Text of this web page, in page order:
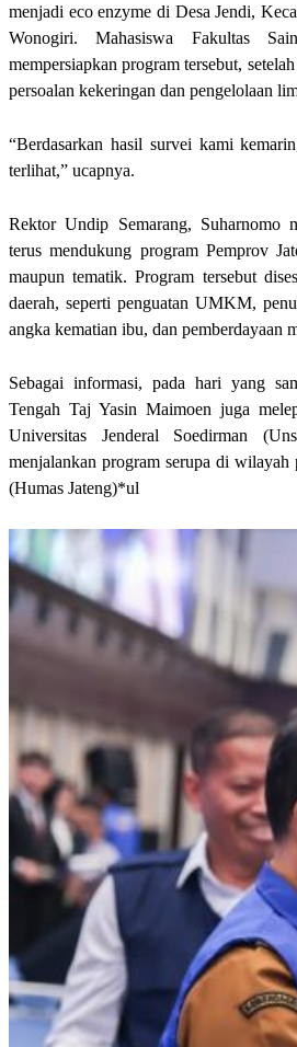
menjadi eco enzyme di Desa Jendi,
Wonogiri. Mahasiswa Fakultas
mempersiapkan program tersebut,
persoalan kekeringan dan pengelolaan
“Berdasarkan hasil survei kami
terlihat,” ucapnya.
Rektor Undip Semarang, Suharnomo
terus mendukung program Pemprov
maupun tematik. Program tersebut
daerah, seperti penguatan UMKM,
angka kematian ibu, dan pemberdayaan
Sebagai informasi, pada hari yang
Tengah Taj Yasin Maimoen juga
Universitas Jenderal Soedirman
menjalankan program serupa di wilayah
(Humas Jateng)*ul